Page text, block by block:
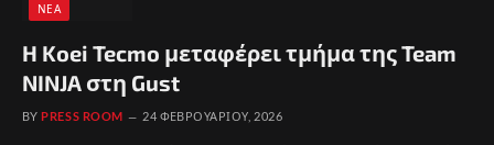
ΝΈΑ
H Koei Tecmo μεταφέρει τμήμα της Team
NINJA στη Gust
BY PRESS ROOM 24 ΦΕΒΡΟΥΑΡΊΟΥ, 2026